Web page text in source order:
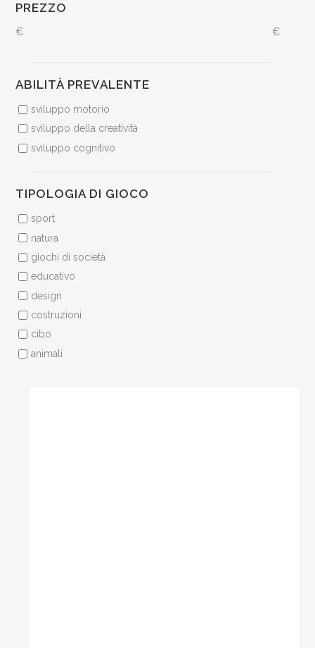
PREZZO
€ €
ABILITÀ PREVALENTE
sviluppo motorio
sviluppo della creatività
sviluppo cognitivo
TIPOLOGIA DI GIOCO
sport
natura
giochi di società
educativo
design
costruzioni
cibo
animali